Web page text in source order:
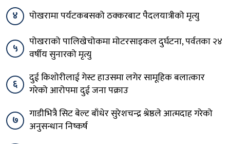
४
पोखरामा पर्यटकबसको ठक्करबाट पैदलयात्रीको मृत्यु
५
पोखराको पालिखेचोकमा मोटरसाइकल दुर्घटना, पर्वतका २४
वर्षीय सुनारको मृत्यु
६
दुई किशोरीलाई गेस्ट हाउसमा लगेर सामूहिक बलात्कार
गरेको आरोपमा दुई जना पक्राउ
७
गाडीभित्रै सिट बेल्ट बाँधेर सुरेशचन्द्र श्रेष्ठले आत्मदाह गरेको
अनुसन्धान निष्कर्ष